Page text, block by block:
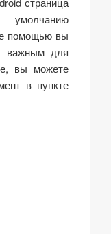
умолчанию
помощью вы
важным для
вы можете
в пункте